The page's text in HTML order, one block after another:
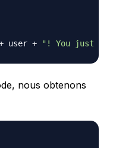
user + "! You just
nous obtenons